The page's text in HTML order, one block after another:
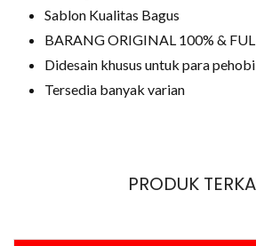
Sablon Kualitas Bagus
BARANG ORIGINAL 100% &
Didesain khusus untuk para
Tersedia banyak varian
PRODUK